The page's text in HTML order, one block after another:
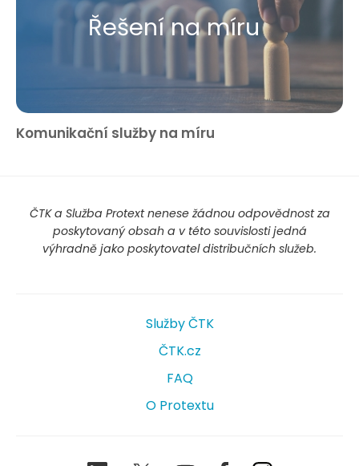
Řešení na míru
Komunikační služby na míru
ČTK a Služba Protext nenese žádnou odpovědnost za
poskytovaný obsah a v této souvislosti jedná
výhradně jako poskytovatel distribučních služeb.
Služby ČTK
ČTK.cz
FAQ
O Protextu